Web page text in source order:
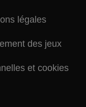
légales
des jeux
et cookies